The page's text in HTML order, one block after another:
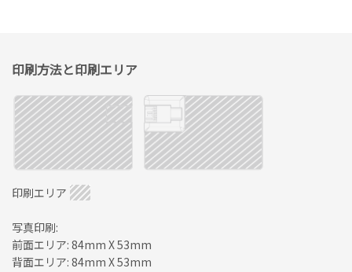
印刷方法と印刷エリア
印刷エリア
写真印刷:
前面エリア: 84mm X 53mm
背面エリア: 84mm X 53mm